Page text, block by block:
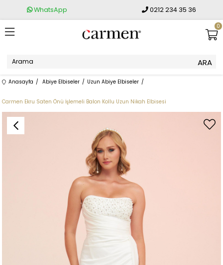
WhatsApp 0212 234 35 36
0
Anasayfa Abiye Elbiseler Uzun Abiye Elbiseler
Carmen Ekru Saten Önü İşlemeli Balon Kollu Uzun Nikah Elbisesi